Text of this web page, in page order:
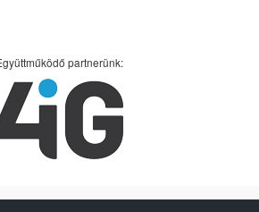
partnerünk: